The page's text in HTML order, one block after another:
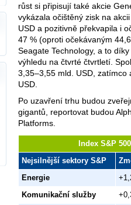
růst si připisují také akcie
vykázala očištěný zisk na
USD a pozitivně překvapila i
47 % (oproti očekávaným
Seagate Technology, a to
výhledu na čtvrté čtvrtletí.
3,35–3,55 mld. USD, zatímco
USD.
Po uzavření trhu budou
gigantů, reportovat budou
Platforms.
Index S&P
Nejsilnější sektory S&P
Energie
Komunikační služby